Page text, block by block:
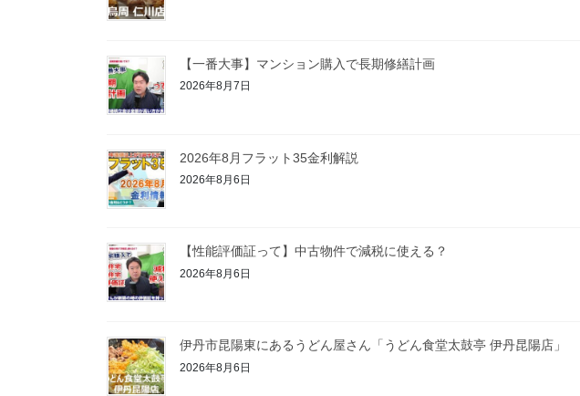
【一番大事】マンション購入で長期修繕計画
2026年8月7日
2026年8月フラット35金利解説
2026年8月6日
【性能評価証って】中古物件で減税に使える？
2026年8月6日
伊丹市昆陽東にあるうどん屋さん「うどん食堂太鼓亭 伊丹昆陽店」
2026年8月6日